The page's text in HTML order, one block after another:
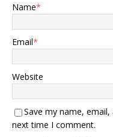
Name*
Email*
Website
Save my name,
next time I comment.